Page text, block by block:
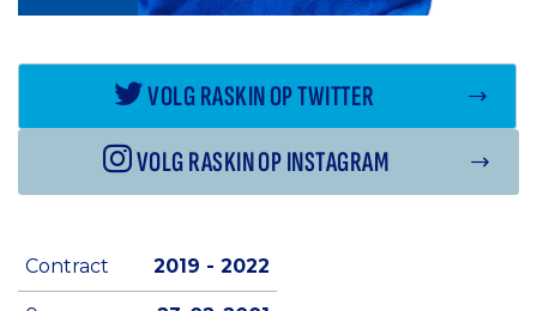
VOLG RASKIN OP TWITTER
VOLG RASKIN OP INSTAGRAM
Contract 2019 - 2022